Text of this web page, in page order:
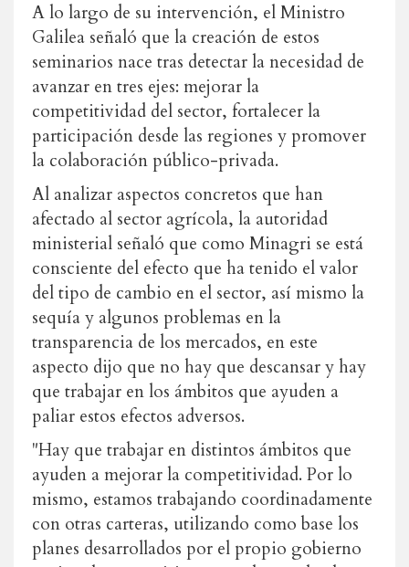
A lo largo de su intervención, el Ministro
Galilea señaló que la creación de estos
seminarios nace tras detectar la necesidad de
avanzar en tres ejes: mejorar la
competitividad del sector, fortalecer la
participación desde las regiones y promover
la colaboración público-privada.
Al analizar aspectos concretos que han
afectado al sector agrícola, la autoridad
ministerial señaló que como Minagri se está
consciente del efecto que ha tenido el valor
del tipo de cambio en el sector, así mismo la
sequía y algunos problemas en la
transparencia de los mercados, en este
aspecto dijo que no hay que descansar y hay
que trabajar en los ámbitos que ayuden a
paliar estos efectos adversos.
"Hay que trabajar en distintos ámbitos que
ayuden a mejorar la competitividad. Por lo
mismo, estamos trabajando coordinadamente
con otras carteras, utilizando como base los
planes desarrollados por el propio gobierno